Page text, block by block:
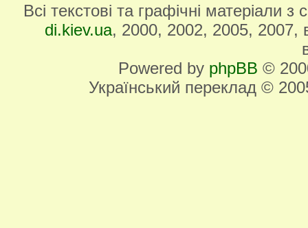
Всі текстові та графічні матеріали
di.kiev.ua, 2000, 2002, 2005, 2007,
Powered by phpBB ©
Український переклад ©